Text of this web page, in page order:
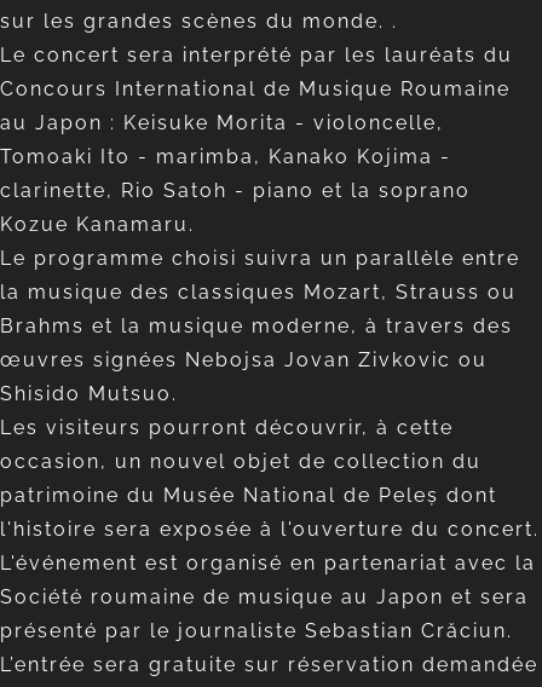
sur les grandes scènes du monde. .
Le concert sera interprété par les lauréats du
Concours International de Musique Roumaine
au Japon : Keisuke Morita - violoncelle,
Tomoaki Ito - marimba, Kanako Kojima -
clarinette, Rio Satoh - piano et la soprano
Kozue Kanamaru.
Le programme choisi suivra un parallèle entre
la musique des classiques Mozart, Strauss ou
Brahms et la musique moderne, à travers des
œuvres signées Nebojsa Jovan Zivkovic ou
Shisido Mutsuo.
Les visiteurs pourront découvrir, à cette
occasion, un nouvel objet de collection du
patrimoine du Musée National de Peleș dont
l'histoire sera exposée à l'ouverture du concert.
L'événement est organisé en partenariat avec la
Société roumaine de musique au Japon et sera
présenté par le journaliste Sebastian Crăciun.
L’entrée sera gratuite sur réservation demandée